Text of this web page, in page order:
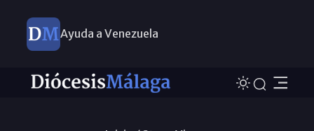
Ayuda a Venezuela